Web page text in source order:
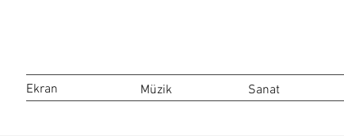
Ekran Müzik Sanat